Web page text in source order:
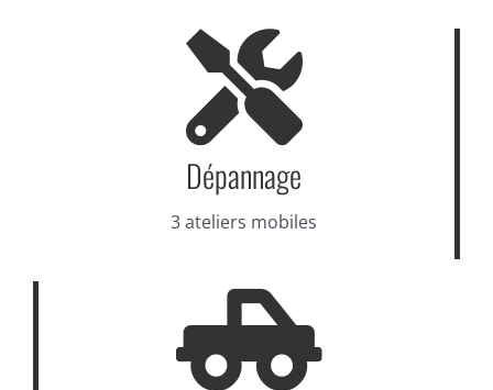
Dépannage
3 ateliers mobiles